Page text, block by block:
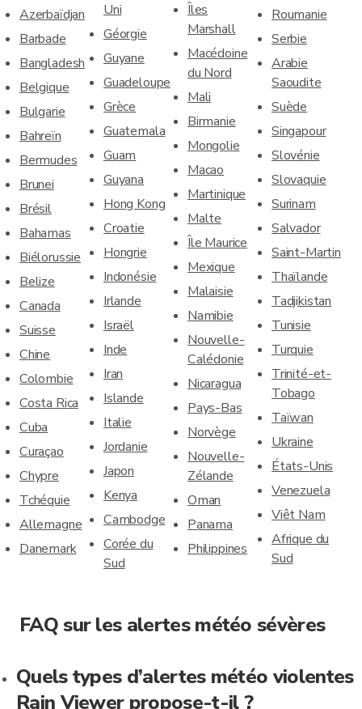
Azerbaïdjan
Barbade
Bangladesh
Belgique
Bulgarie
Bahreïn
Bermudes
Brunei
Brésil
Bahamas
Biélorussie
Belize
Canada
Suisse
Chine
Colombie
Costa Rica
Cuba
Curaçao
Chypre
Tchéquie
Allemagne
Danemark
Uni
Géorgie
Guyane
Guadeloupe
Grèce
Guatemala
Guam
Guyana
Hong Kong
Croatie
Hongrie
Indonésie
Irlande
Israël
Inde
Iran
Islande
Italie
Jordanie
Japon
Kenya
Cambodge
Corée du
Sud
Îles
Marshall
Macédoine
du Nord
Mali
Birmanie
Mongolie
Macao
Martinique
Malte
Île Maurice
Mexique
Malaisie
Namibie
Nouvelle-
Calédonie
Nicaragua
Pays-Bas
Norvège
Nouvelle-
Zélande
Oman
Panama
Philippines
Roumanie
Serbie
Arabie
Saoudite
Suède
Singapour
Slovénie
Slovaquie
Surinam
Salvador
Saint-Martin
Thaïlande
Tadjikistan
Tunisie
Turquie
Trinité-et-
Tobago
Taïwan
Ukraine
États-Unis
Venezuela
Viêt Nam
Afrique du
Sud
FAQ sur les alertes météo sévères
Quels types d’alertes météo violentes
Rain Viewer propose-t-il ?